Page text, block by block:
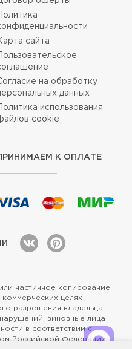
Политика
сайта
Пользовательское
на обработку
данных
Политика использования
cookie
К ОПЛАТЕ
частичное копирование
целях
разрешения владельца
виновные лица
в соответствии с
Российской Федерации.